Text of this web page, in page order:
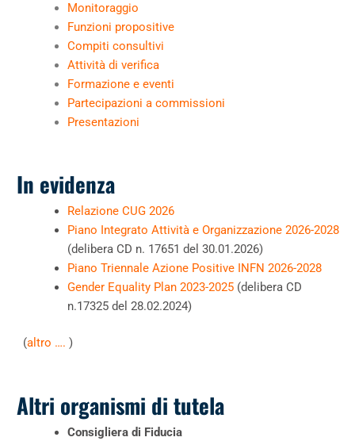
Monitoraggio
Funzioni propositive
Compiti consultivi
Attività di verifica
Formazione e eventi
Partecipazioni a commissioni
Presentazioni
In evidenza
Relazione CUG 2026
Piano Integrato Attività e Organizzazione 2026-2028
(delibera CD n. 17651 del 30.01.2026)
Piano Triennale Azione Positive INFN 2026-2028
Gender Equality Plan 2023-2025 (delibera CD
n.17325 del 28.02.2024)
(altro …. )
Altri organismi di tutela
Consigliera di Fiducia